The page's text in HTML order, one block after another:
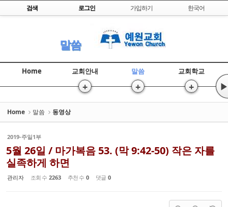
Skip to content
검색 로그인 가입하기 한국어
말씀
Home 교회안내
+
말씀
+
교회학교
+ ▶
Home 말씀 동영상
2019-주일1부
5월 26일 / 마가복음 53. (막 9:42-50) 작은 자를
실족하게 하면
관리자 조회 수 2263 추천 수 0 댓글 0
Sketchbook5, 스케치북5
Sketchbook5, 스케치북5